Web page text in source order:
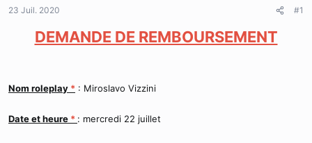
d
c
s
23 Juil. 2020 #1
DEMANDE DE REMBOURSEMENT
Nom roleplay * : Miroslavo Vizzini
Date et heure * : mercredi 22 juillet